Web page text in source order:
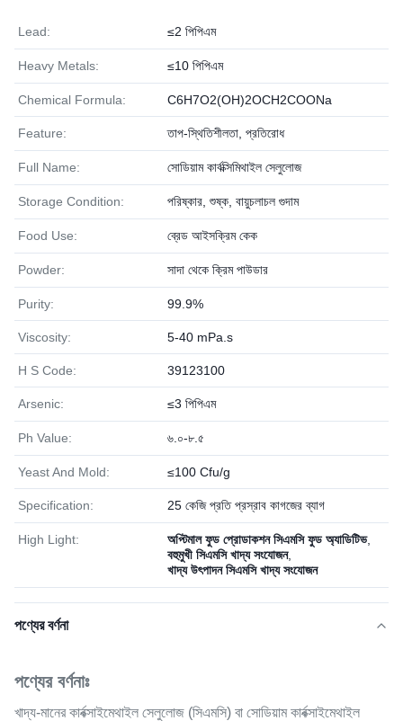
Lead: ≤2 পিপিএম
Heavy Metals: ≤10 পিপিএম
Chemical Formula: C6H7O2(OH)2OCH2COONa
Feature: তাপ-স্থিতিশীলতা, প্রতিরোধ
Full Name: সোডিয়াম কার্বক্সিমিথাইল সেলুলোজ
Storage Condition: পরিষ্কার, শুষ্ক, বায়ুচলাচল গুদাম
Food Use: ব্রেড আইসক্রিম কেক
Powder: সাদা থেকে ক্রিম পাউডার
Purity: 99.9%
Viscosity: 5-40 mPa.s
H S Code: 39123100
Arsenic: ≤3 পিপিএম
Ph Value: ৬.০-৮.৫
Yeast And Mold: ≤100 Cfu/g
Specification: 25 কেজি প্রতি প্রস্রাব কাগজের ব্যাগ
High Light: অপ্টিমাল ফুড প্রোডাকশন সিএমসি ফুড অ্যাডিটিভ,
বহুমুখী সিএমসি খাদ্য সংযোজন,
খাদ্য উৎপাদন সিএমসি খাদ্য সংযোজন
পণ্যের বর্ণনা
পণ্যের বর্ণনাঃ
খাদ্য-মানের কার্বক্সাইমেথাইল সেলুলোজ (সিএমসি) বা সোডিয়াম কার্বক্সাইমেথাইল